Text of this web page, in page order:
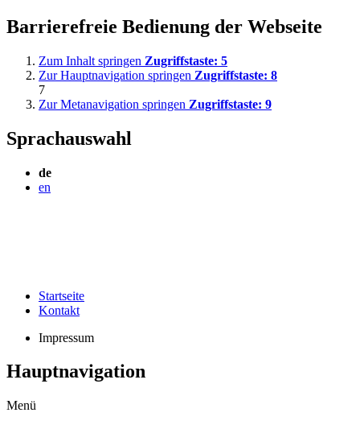
Barrierefreie Bedienung der Webseite
Zum Inhalt springen Zugriffstaste: 5
Zur Hauptnavigation springen Zugriffstaste: 8
7
Zur Metanavigation springen Zugriffstaste: 9
Sprachauswahl
de
en
Startseite
Kontakt
Impressum
Hauptnavigation
Menü